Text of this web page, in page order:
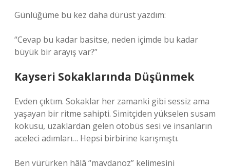
Günlüğüme bu kez daha dürüst yazdım:
“Cevap bu kadar basitse, neden içimde bu kadar
büyük bir arayış var?”
Kayseri Sokaklarında Düşünmek
Evden çıktım. Sokaklar her zamanki gibi sessiz ama
yaşayan bir ritme sahipti. Simitçiden yükselen susam
kokusu, uzaklardan gelen otobüs sesi ve insanların
aceleci adımları… Hepsi birbirine karışmıştı.
Ben yürürken hâlâ “maydanoz” kelimesini